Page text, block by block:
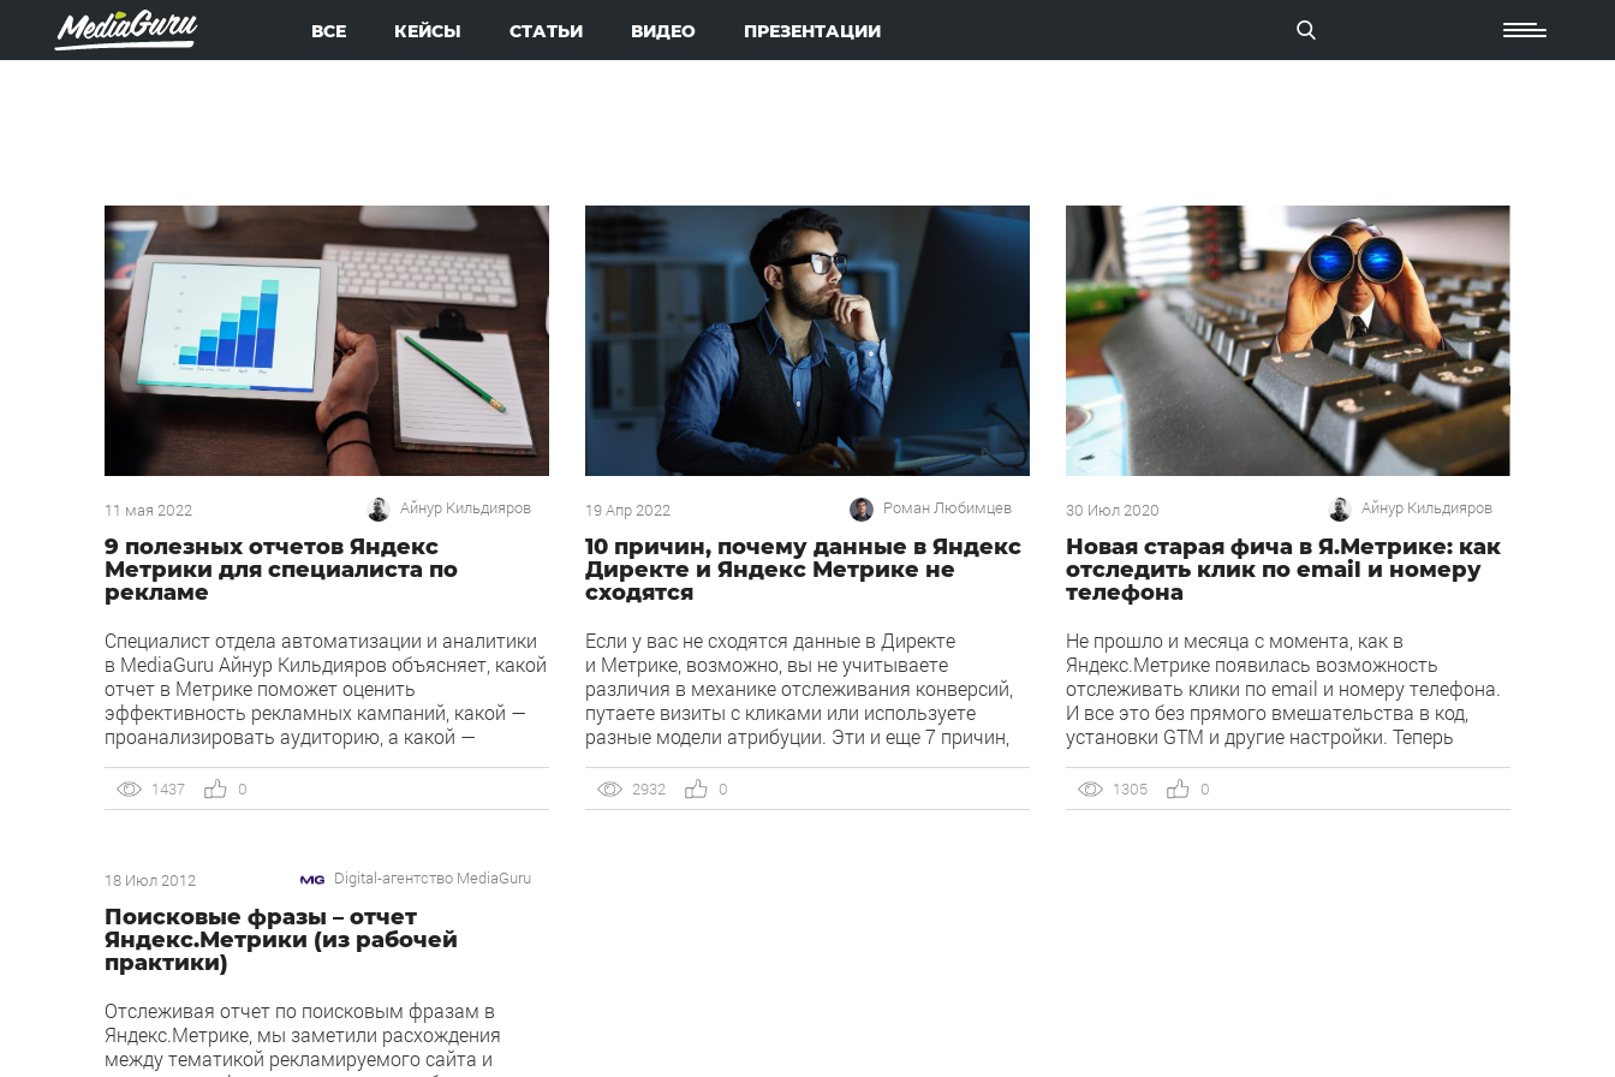
ВСЕ КЕЙСЫ СТАТЬИ ВИДЕО ПРЕЗЕНТАЦИИ
11 мая 2022 Айнур Кильдияров
9 полезных отчетов Яндекс
Метрики для специалиста по
рекламе
Специалист отдела автоматизации и аналитики
в MediaGuru Айнур Кильдияров объясняет, какой
отчет в Метрике поможет оценить
эффективность рекламных кампаний, какой —
проанализировать аудиторию, а какой —
предоставляет широкий выбор отчетов для
специалистов по рекламе и веб-аналитиков —
краткий обзор наиболее популярных и полезных
отчетах Метрики: Источники, сводка Метки […]
1437 0
19 Апр 2022 Роман Любимцев
10 причин, почему данные в Яндекс
Директе и Яндекс Метрике не
сходятся
Если у вас не сходятся данные в Директе
и Метрике, возможно, вы не учитываете
различия в механике отслеживания конверсий,
путаете визиты с кликами или используете
разные модели атрибуции. Эти и еще 7 причин,
разбирает руководитель отдела автоматизации
и аналитики в MediaGuru Роман Любимцев.
2932 0
30 Июл 2020 Айнур Кильдияров
Новая старая фича в Я.Метрике: как
отследить клик по email и номеру
телефона
Не прошло и месяца с момента, как в
Яндекс.Метрике появилась возможность
отслеживать клики по email и номеру телефона.
И все это без прямого вмешательства в код,
установки GTM и другие настройки. Теперь
выставить нужные параметры. Изучим
пошагово каждый этап настройки. Инструкция
1305 0
18 Июл 2012 Digital-агентство MediaGuru
Поисковые фразы – отчет
Яндекс.Метрики (из рабочей
практики)
Отслеживая отчет по поисковым фразам в
Яндекс.Метрике, мы заметили расхождения
между тематикой рекламируемого сайта и